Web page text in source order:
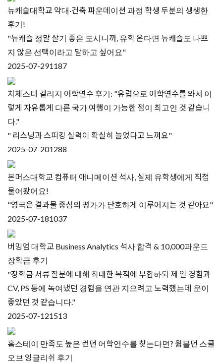
뉴캐슬대학교 약대·건축 파운데이션 과정 학생 두분의 생생한
후기!
"뉴캐슬 정말 살기 좋은 도시니까, 유학 온다면 뉴캐슬도 나쁘
지 않은 선택이라고 말하고 싶어요"
2025-07-291187
치체스터 컬리지 어학연수 후기: "유럽으로 어학연수를 와서 이
렇게 자유롭게 다른 국가 여행이 가능한 점이 최고인 것 같습니
다."
" 리스닝과 스피킹 실력이 확실히 늘었다고 느껴요"
2025-07-201288
본머스대학교 컴퓨터 애니메이션 석사, 실제 유학생에게 직접
물어봤어요!
"영국은 결과물 중심의 평가가 단호하게 이루어지는 것 같아요"
2025-07-181037
버밍엄 대학교 Business Analytics 석사 합격 & 10,000파운드
장학금 후기
"장학금 서류 질문에 대해 최대한 목적에 부합하되 제 일 경험과
CV, PS 등에 녹여냈던 경험을 연관 지으려고 노력했는데 운이
좋았던 것 같습니다."
2025-07-121513
홈스테이 만족도 높은 런던 어학연수를 찾는다면? 윔블던 스쿨
오브 잉글리쉬 후기